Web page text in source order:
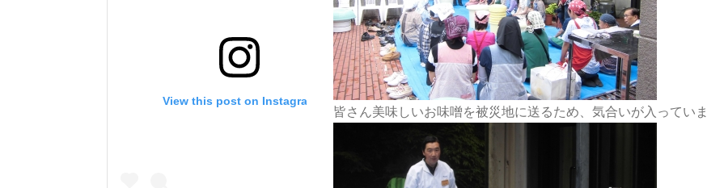
皆さん美味しいお味噌を被災地に送るため、気合いが入ってい
View this post on Instagram